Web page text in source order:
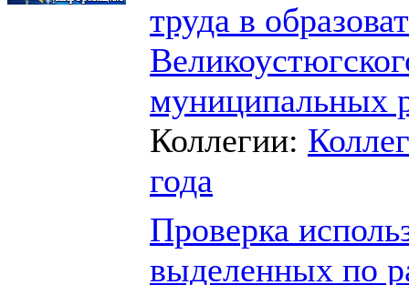
труда в
муниципальных
Коллегии:
года
Проверка
выделенных по